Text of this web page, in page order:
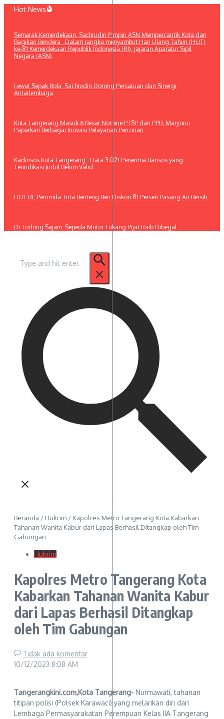
Lewati
Hot News
Semarak Kemerdekaan, Sachrudin Pimpin ASN Mempercantik Kota dan
Bagikan Bendera Dalam rangka menyambut Hari Ulang Tahun (HUT)
ke-81 Kemerdekaan Republik Indonesia (RI), jajaran Aparatur Sipil
Negara (ASN)
Lewat Sepak Bola, Sachrudin Dorong Persatuan dan Sinergi
Antarlembaga
Kota Tangerang Masuk 6 Besar Nomine PTSP dan PPB, Maryono
Paparkan Berbagai Inovasi Pelayanan Perizinan
Kadinsos Kota Tangerang : Data 3.021 Penerima Bansos yang
Terindikasi Judol Belum Valid
HUT RI, Perumda Tirta Benteng Beri Diskon 81 Persen Pasang Air Bersih
Di Todong Sajam, Sepeda Motor Tukang Pijat Raib Dibegal
untuk:
Beranda / Hukrim / Kapolres Metro Tangerang Kota Kabarkan
Tahanan Wanita Kabur dari Lapas Berhasil Ditangkap oleh Tim
Gabungan
Hukrim
Kapolres Metro Tangerang Kota
Kabarkan Tahanan Wanita Kabur
dari Lapas Berhasil Ditangkap
oleh Tim Gabungan
Tidak ada komentar
10/12/2023 8:08 AM
Tangerangkini.com,Kota Tangerang- Nurmawati, tahanan
titipan polisi (Polsek Karawaci) yang melarikan diri dari
Lembaga Permasyarakatan Perempuan Kelas IIA Tangerang